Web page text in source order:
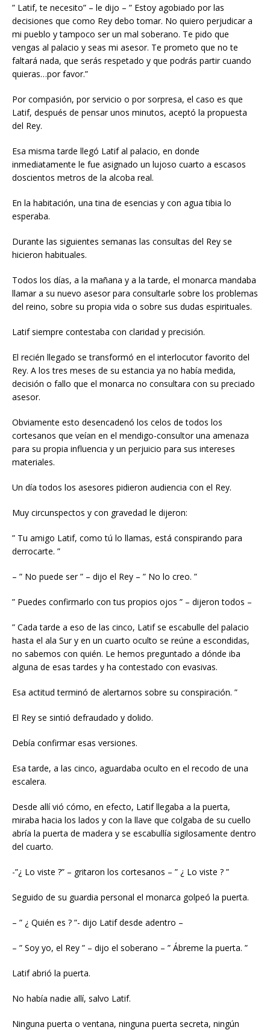
” Latif, te necesito” – le dijo – ” Estoy agobiado por las
decisiones que como Rey debo tomar. No quiero perjudicar a
mi pueblo y tampoco ser un mal soberano. Te pido que
vengas al palacio y seas mi asesor. Te prometo que no te
faltará nada, que serás respetado y que podrás partir cuando
quieras…por favor.”
Por compasión, por servicio o por sorpresa, el caso es que
Latif, después de pensar unos minutos, aceptó la propuesta
del Rey.
Esa misma tarde llegó Latif al palacio, en donde
inmediatamente le fue asignado un lujoso cuarto a escasos
doscientos metros de la alcoba real.
En la habitación, una tina de esencias y con agua tibia lo
esperaba.
Durante las siguientes semanas las consultas del Rey se
hicieron habituales.
Todos los días, a la mañana y a la tarde, el monarca mandaba
llamar a su nuevo asesor para consultarle sobre los problemas
del reino, sobre su propia vida o sobre sus dudas espirituales.
Latif siempre contestaba con claridad y precisión.
El recién llegado se transformó en el interlocutor favorito del
Rey. A los tres meses de su estancia ya no había medida,
decisión o fallo que el monarca no consultara con su preciado
asesor.
Obviamente esto desencadenó los celos de todos los
cortesanos que veían en el mendigo-consultor una amenaza
para su propia influencia y un perjuicio para sus intereses
materiales.
Un día todos los asesores pidieron audiencia con el Rey.
Muy circunspectos y con gravedad le dijeron:
” Tu amigo Latif, como tú lo llamas, está conspirando para
derrocarte. ”
– ” No puede ser ” – dijo el Rey – ” No lo creo. ”
” Puedes confirmarlo con tus propios ojos ” – dijeron todos –
” Cada tarde a eso de las cinco, Latif se escabulle del palacio
hasta el ala Sur y en un cuarto oculto se reúne a escondidas,
no sabemos con quién. Le hemos preguntado a dónde iba
alguna de esas tardes y ha contestado con evasivas.
Esa actitud terminó de alertarnos sobre su conspiración. ”
El Rey se sintió defraudado y dolido.
Debía confirmar esas versiones.
Esa tarde, a las cinco, aguardaba oculto en el recodo de una
escalera.
Desde allí vió cómo, en efecto, Latif llegaba a la puerta,
miraba hacia los lados y con la llave que colgaba de su cuello
abría la puerta de madera y se escabullía sigilosamente dentro
del cuarto.
-”¿ Lo viste ?” – gritaron los cortesanos – ” ¿ Lo viste ? ”
Seguido de su guardia personal el monarca golpeó la puerta.
– ” ¿ Quién es ? ”- dijo Latif desde adentro –
– ” Soy yo, el Rey ” – dijo el soberano – ” Ábreme la puerta. ”
Latif abrió la puerta.
No había nadie allí, salvo Latif.
Ninguna puerta o ventana, ninguna puerta secreta, ningún